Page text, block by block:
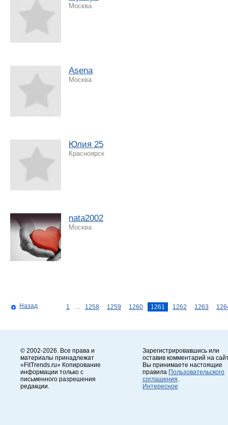
Москва
Asena
Москва
Юлия 25
Красноярск
nata2002
Москва
Назад 1 1258 1259 1260 1261 1262 1263
© 2002-2026. Все права и
материалы принадлежат
«FitTrends.ru» Копирование
информации только с
письменного разрешения
редакции.
Зарегистрировавшись или
оставив комментарий на
Вы принимаете настоящие
правила Пользовательского
соглашения
Интересное